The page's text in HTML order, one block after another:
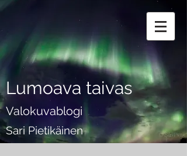
Lumoava taivas
Valokuvablogi
Sari Pietikäinen